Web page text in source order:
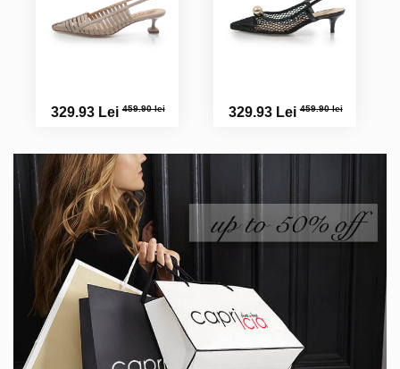
329.93 Lei459.90 lei 329.93 Lei459.90 lei